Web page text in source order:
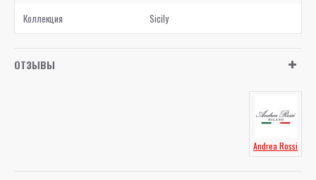
Коллекция Sicily
ОТЗЫВЫ
Andrea Rossi